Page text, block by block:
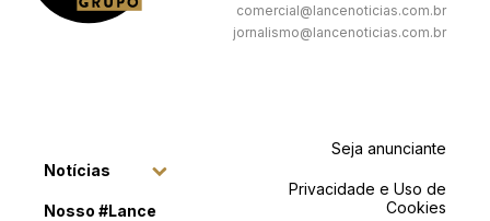
comercial@lancenoticias.com.br
jornalismo@lancenoticias.com.br
Notícias
Nosso #Lance
Seja anunciante
Privacidade e Uso de
Cookies